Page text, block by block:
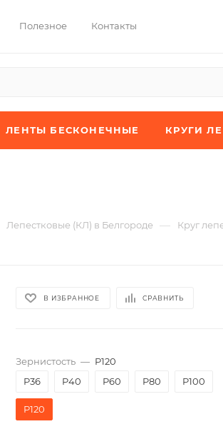
Полезное Контакты
ЛЕНТЫ БЕСКОНЕЧНЫЕ КРУГИ
Лепестковые (КЛ) в Белгороде — Круг
В ИЗБРАННОЕ СРАВНИТЬ
Зернистость — P120
P36
P40 P60 P80 P100
P120